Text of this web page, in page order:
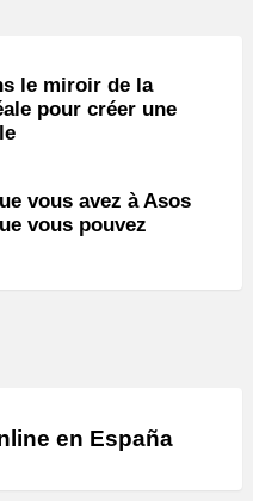
le miroir de la
pour créer une
vous avez à Asos
vous pouvez
en España